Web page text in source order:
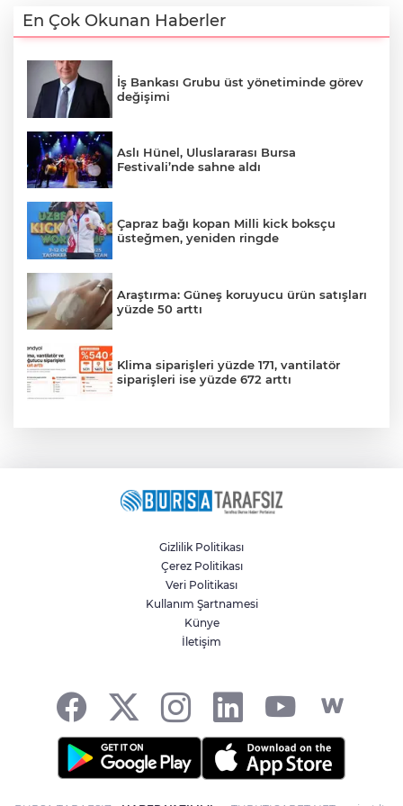
En Çok Okunan Haberler
İş Bankası Grubu üst yönetiminde görev
değişimi
Aslı Hünel, Uluslararası Bursa
Festivali’nde sahne aldı
Çapraz bağı kopan Milli kick boksçu
üsteğmen, yeniden ringde
Araştırma: Güneş koruyucu ürün satışları
yüzde 50 arttı
Klima siparişleri yüzde 171, vantilatör
siparişleri ise yüzde 672 arttı
Gizlilik Politikası
Çerez Politikası
Veri Politikası
Kullanım Şartnamesi
Künye
İletişim